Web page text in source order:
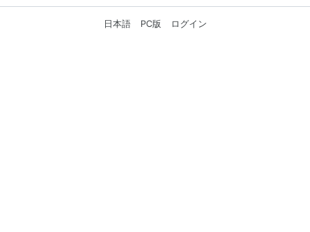
日本語 PC版 ログイン